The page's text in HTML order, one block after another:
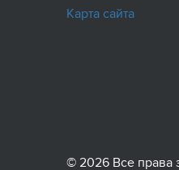
Карта сайта
© 2026 Все